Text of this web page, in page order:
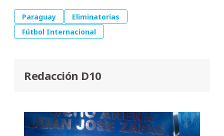
Paraguay
Eliminatorias
Fútbol Internacional
Redacción D10